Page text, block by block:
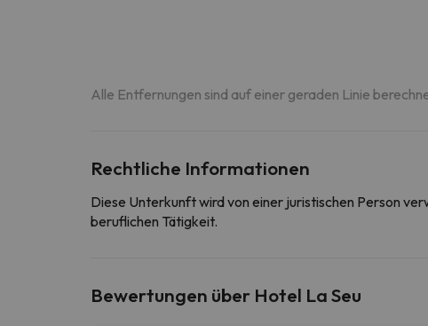
Alle Entfernungen sind auf einer geraden Linie
Rechtliche Informationen
Diese Unterkunft wird von einer juristischen Person
beruflichen Tätigkeit.
Bewertungen über Hotel La Seu